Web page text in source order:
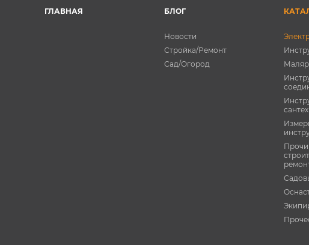
ГЛАВНАЯ БЛОГ
Новости
Стройка/Ремонт
Сад/Огород